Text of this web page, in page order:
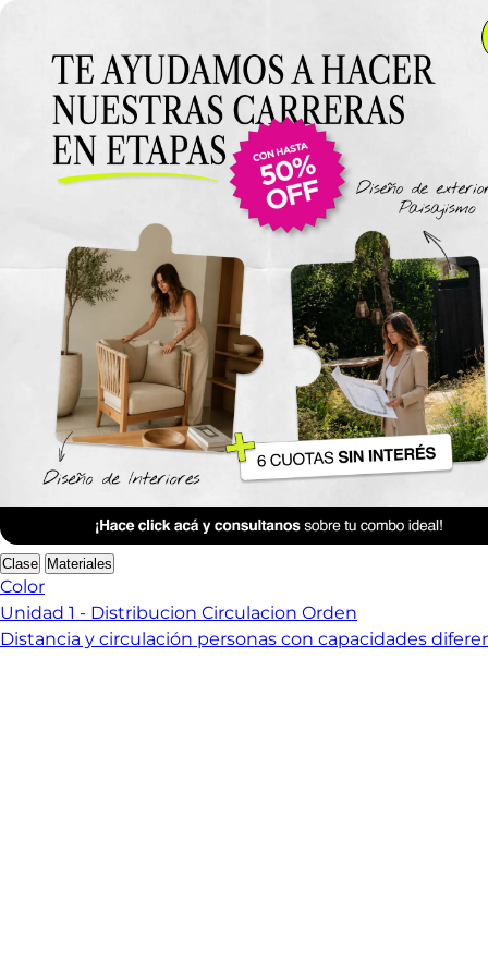
Anterior Clase
Clase 4
Clase Materiales
Color
Unidad 1 - Distribucion Circulacion Orden
Distancia y circulación personas con capacidades